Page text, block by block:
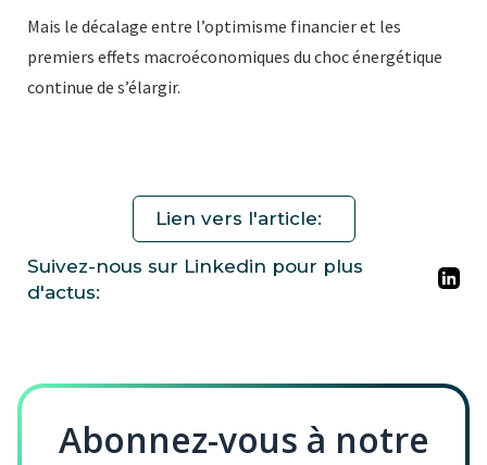
Mais le décalage entre l’optimisme financier et les
premiers effets macroéconomiques du choc énergétique
continue de s’élargir.
Lien vers l'article:
Suivez-nous sur Linkedin pour plus
d'actus:
Abonnez-vous à notre